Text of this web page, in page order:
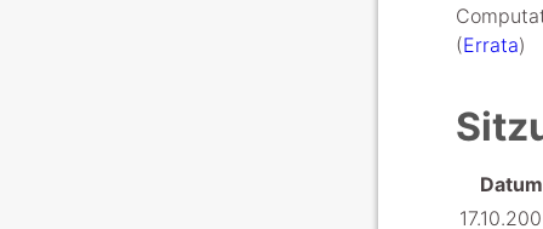
(Errata)
Datum